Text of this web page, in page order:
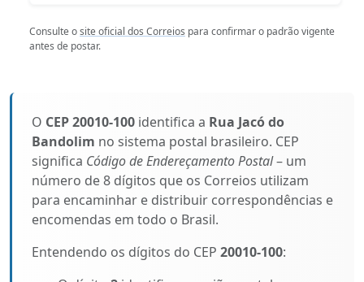
Consulte osite oficial dos Correios para confirmar o padrão vigente
antes de postar.
O CEP 20010-100 identifica a Rua Jacó do
Bandolim no sistema postal brasileiro. CEP
significa Código de Endereçamento Postal– um
número de 8 dígitos que os Correios utilizam
para encaminhar e distribuir correspondências e
encomendas em todo o Brasil.
Entendendo os dígitos do CEP 20010-100: